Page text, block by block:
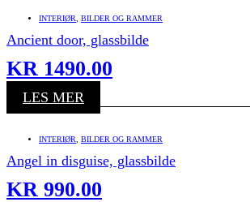
INTERIØR BILDER OG RAMMER
Ancient door, glassbilde
KR 1490.00
LES MER
INTERIØR BILDER OG RAMMER
Angel in disguise, glassbilde
KR 990.00